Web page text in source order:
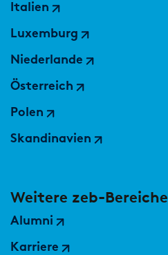
Italien
Luxemburg
Niederlande
Österreich
Polen
Skandinavien
Weitere zeb-Bereiche
Alumni
Karriere